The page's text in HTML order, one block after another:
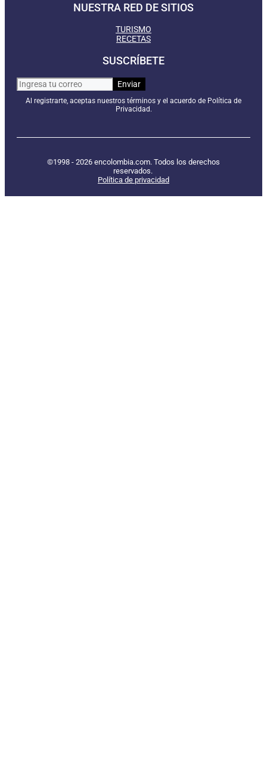
NUESTRA RED DE SITIOS
TURISMO
RECETAS
SUSCRÍBETE
Al registrarte, aceptas nuestros términos y el acuerdo de Política de
Privacidad.
©1998 - 2026 encolombia.com. Todos los derechos
reservados.
Política de privacidad